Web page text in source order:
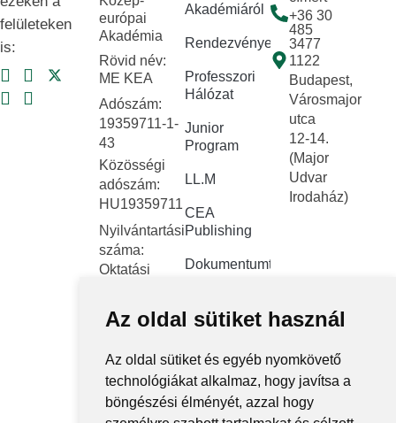
Az oldal sütiket használ
Az oldal sütiket és egyéb nyomkövető
technológiákat alkalmaz, hogy javítsa a
böngészési élményét, azzal hogy
felületeken
is:
európai
Akadémia
Rövid név:
ME KEA
Adószám:
19359711-1-
43
Közösségi
adószám:
HU19359711
Nyilvántartási
száma:
Oktatási
FNYF/419-
4/2023
Székhely:
1122
Budapest,
Városmajor
Akadémiáról
Rendezvények
Professzori
Hálózat
Junior
Program
LL.M
CEA
Publishing
Dokumentumtár
Közérdekű
Közadatkereső
rendszer
+36 30
485
3477
1122
Budapest,
Városmajor
utca
12-14.
(Major
Udvar
Irodaház)